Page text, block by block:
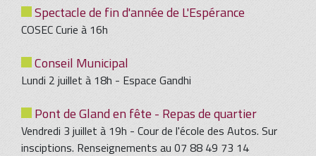
Spectacle de fin d'année de L'Espérance
COSEC Curie à 16h
Conseil Municipal
Lundi 2 juillet à 18h - Espace Gandhi
Pont de Gland en fête - Repas de quartier
Vendredi 3 juillet à 19h - Cour de l'école des Autos. Sur
insciptions. Renseignements au 07 88 49 73 14